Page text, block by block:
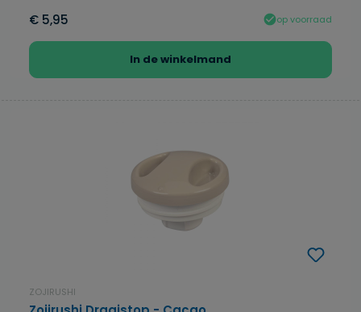
€ 5,95 op voorraad
In de winkelmand
ZOJIRUSHI